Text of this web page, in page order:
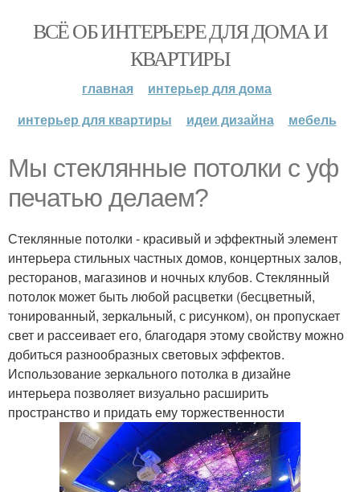
ВСЁ ОБ ИНТЕРЬЕРЕ ДЛЯ ДОМА И
КВАРТИРЫ
главная
интерьер для дома
интерьер для квартиры
идеи дизайна мебель
Мы стеклянные потолки с уф
печатью делаем?
Стеклянные потолки - красивый и эффектный элемент
интерьера стильных частных домов, концертных залов,
ресторанов, магазинов и ночных клубов. Стеклянный
потолок может быть любой расцветки (бесцветный,
тонированный, зеркальный, с рисунком), он пропускает
свет и рассеивает его, благодаря этому свойству можно
добиться разнообразных световых эффектов.
Использование зеркального потолка в дизайне
интерьера позволяет визуально расширить
пространство и придать ему торжественности